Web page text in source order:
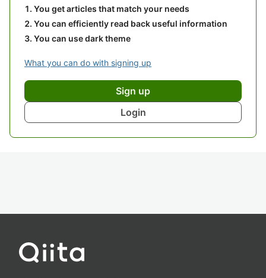
You get articles that match your needs
You can efficiently read back useful information
You can use dark theme
What you can do with signing up
Sign up
Login